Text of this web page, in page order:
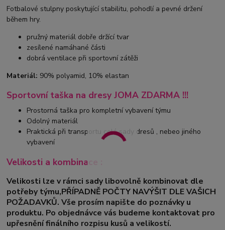
Fotbalové stulpny poskytující stabilitu, pohodlí a pevné držení
během hry.
pružný materiál dobře držící tvar
zesílené namáhané části
dobrá ventilace při sportovní zátěži
Materiál: 90% polyamid, 10% elastan
Sportovní taška na dresy JOMA ZDARMA !!!
Prostorná taška pro kompletní vybavení týmu
Odolný materiál
Praktická při transportu celé sady dresů , nebeo jiného
vybavení
Velikosti a kombinace :
Velikosti lze v rámci sady libovolně kombinovat dle
potřeby týmu,PŘÍPADNĚ POČTY NAVÝŠIT DLE VAŠICH
POŽADAVKŮ. Vše prosím napište do poznávky u
produktu. Po objednávce vás budeme kontaktovat pro
upřesnění finálního rozpisu kusů a velikostí.